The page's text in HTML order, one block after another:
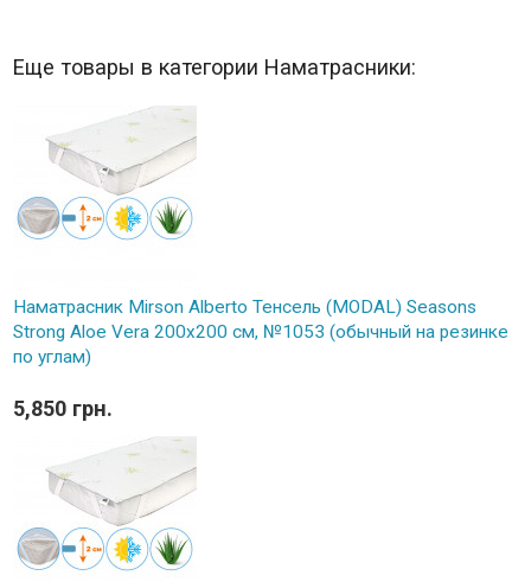
Еще товары в категории Наматрасники:
Наматрасник Mirson Alberto Тенсель (MODAL) Seasons
Strong Aloe Vera 200x200 см, №1053 (обычный на резинке
по углам)
5,850 грн.